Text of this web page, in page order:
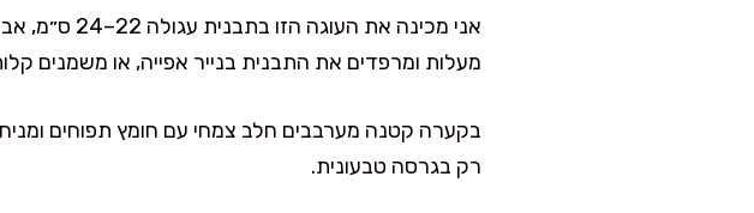
מעלות ומרפדים את התבנית בנייר אפייה, או משמנים
רק בגרסה טבעונית.